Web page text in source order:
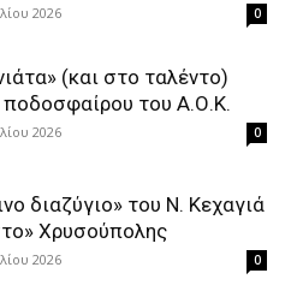
2026 0
(και στο ταλέντο)
του Α.Ο.Κ.
2026 0
διαζύγιο» του Ν. Κεχαγιά
Χρυσούπολης
2026 0